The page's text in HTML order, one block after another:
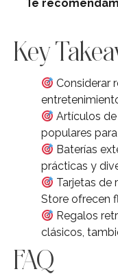
Te
Key
Considerar
Artículos
populares
Baterías
prácticas y
Tarjetas de
Store ofrecen
Regalos
clásicos,
FAQ